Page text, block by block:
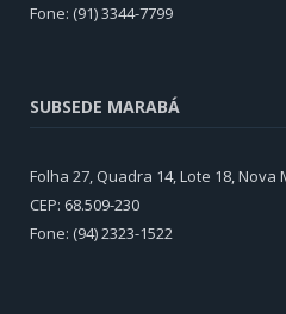
Fone: (91) 3344-7799
SUBSEDE MARABÁ
Folha 27, Quadra 14, Lote 18, Nova
CEP: 68.509-230
Fone: (94) 2323-1522